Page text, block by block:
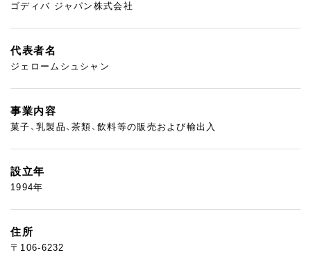
ゴディバ ジャパン株式会社
代表者名
ジェロームシュシャン
事業内容
菓子、乳製品、茶類、飲料等の販売および輸出入
設立年
1994年
住所
〒106-6232